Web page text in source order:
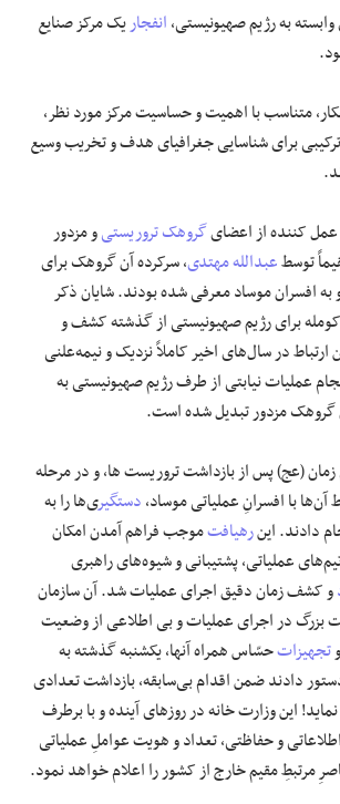
انفجاریک مرکز صنایع
متناسب با اهمیت و حساسیت مرکز مورد نظر،
برای شناسایی جغرافیای هدف و تخریب وسیع
کننده از اعضایگروهک تروریستیو مزدور
توسطعبدالله مهتدی، سرکرده آن گروهک برای
به افسران موساد معرفی شده بودند. شایان ذکر
برای رژیم صهیونیستی از گذشته کشف و
ارتباط در سال‌های اخیر کاملاً نزدیک و نیمه‌علنی
عملیات نیابتی از طرف رژیم صهیونیستی به
گروهک مزدور تبدیل شده است.
زمان (عج) پس از بازداشت تروریست ها، و در مرحله
با افسرانِ عملیاتی موساد،دستگیری‌ها را به
دادند. اینرهیافتموجب فراهم آمدن امکان
عملیاتی، پشتیبانی و شیوه‌های راهبری
و کشف زمان دقیق اجرای عملیات شد. آن سازمان
بزرگ در اجرای عملیات و بی اطلاعی از وضعیت
تجهیزاتحسّاس همراه آنها، یکشنبه گذشته به
دادند ضمن اقدام بی‌سابقه، بازداشت تعدادی
این وزارت خانه در روز‌های آینده و با برطرف
و حفاظتی، تعداد و هویت عواملِ عملیاتی
مرتبطِ مقیم خارج از کشور را اعلام خواهد نمود.